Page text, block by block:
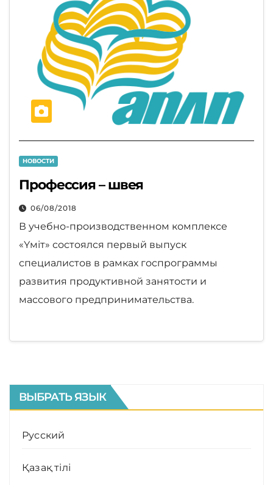
НОВОСТИ
Профессия – швея
06/08/2018
В учебно-производственном комплексе
«Үміт» состоялся первый выпуск
специалистов в рамках госпрограммы
развития продуктивной занятости и
массового предпринимательства.
ВЫБРАТЬ ЯЗЫК
Русский
Қазақ тілі